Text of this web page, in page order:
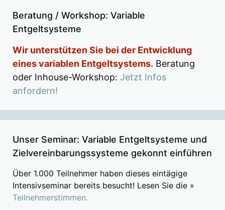
Beratung / Workshop: Variable
Entgeltsysteme
Wir unterstützen Sie bei der Entwicklung
eines variablen Entgeltsystems. Beratung
oder Inhouse-Workshop: Jetzt Infos
anfordern!
Unser Seminar: Variable Entgeltsysteme und
Zielvereinbarungssysteme gekonnt einführen
Über 1.000 Teilnehmer haben dieses eintägige
Intensivseminar bereits besucht! Lesen Sie die »
Teilnehmerstimmen.